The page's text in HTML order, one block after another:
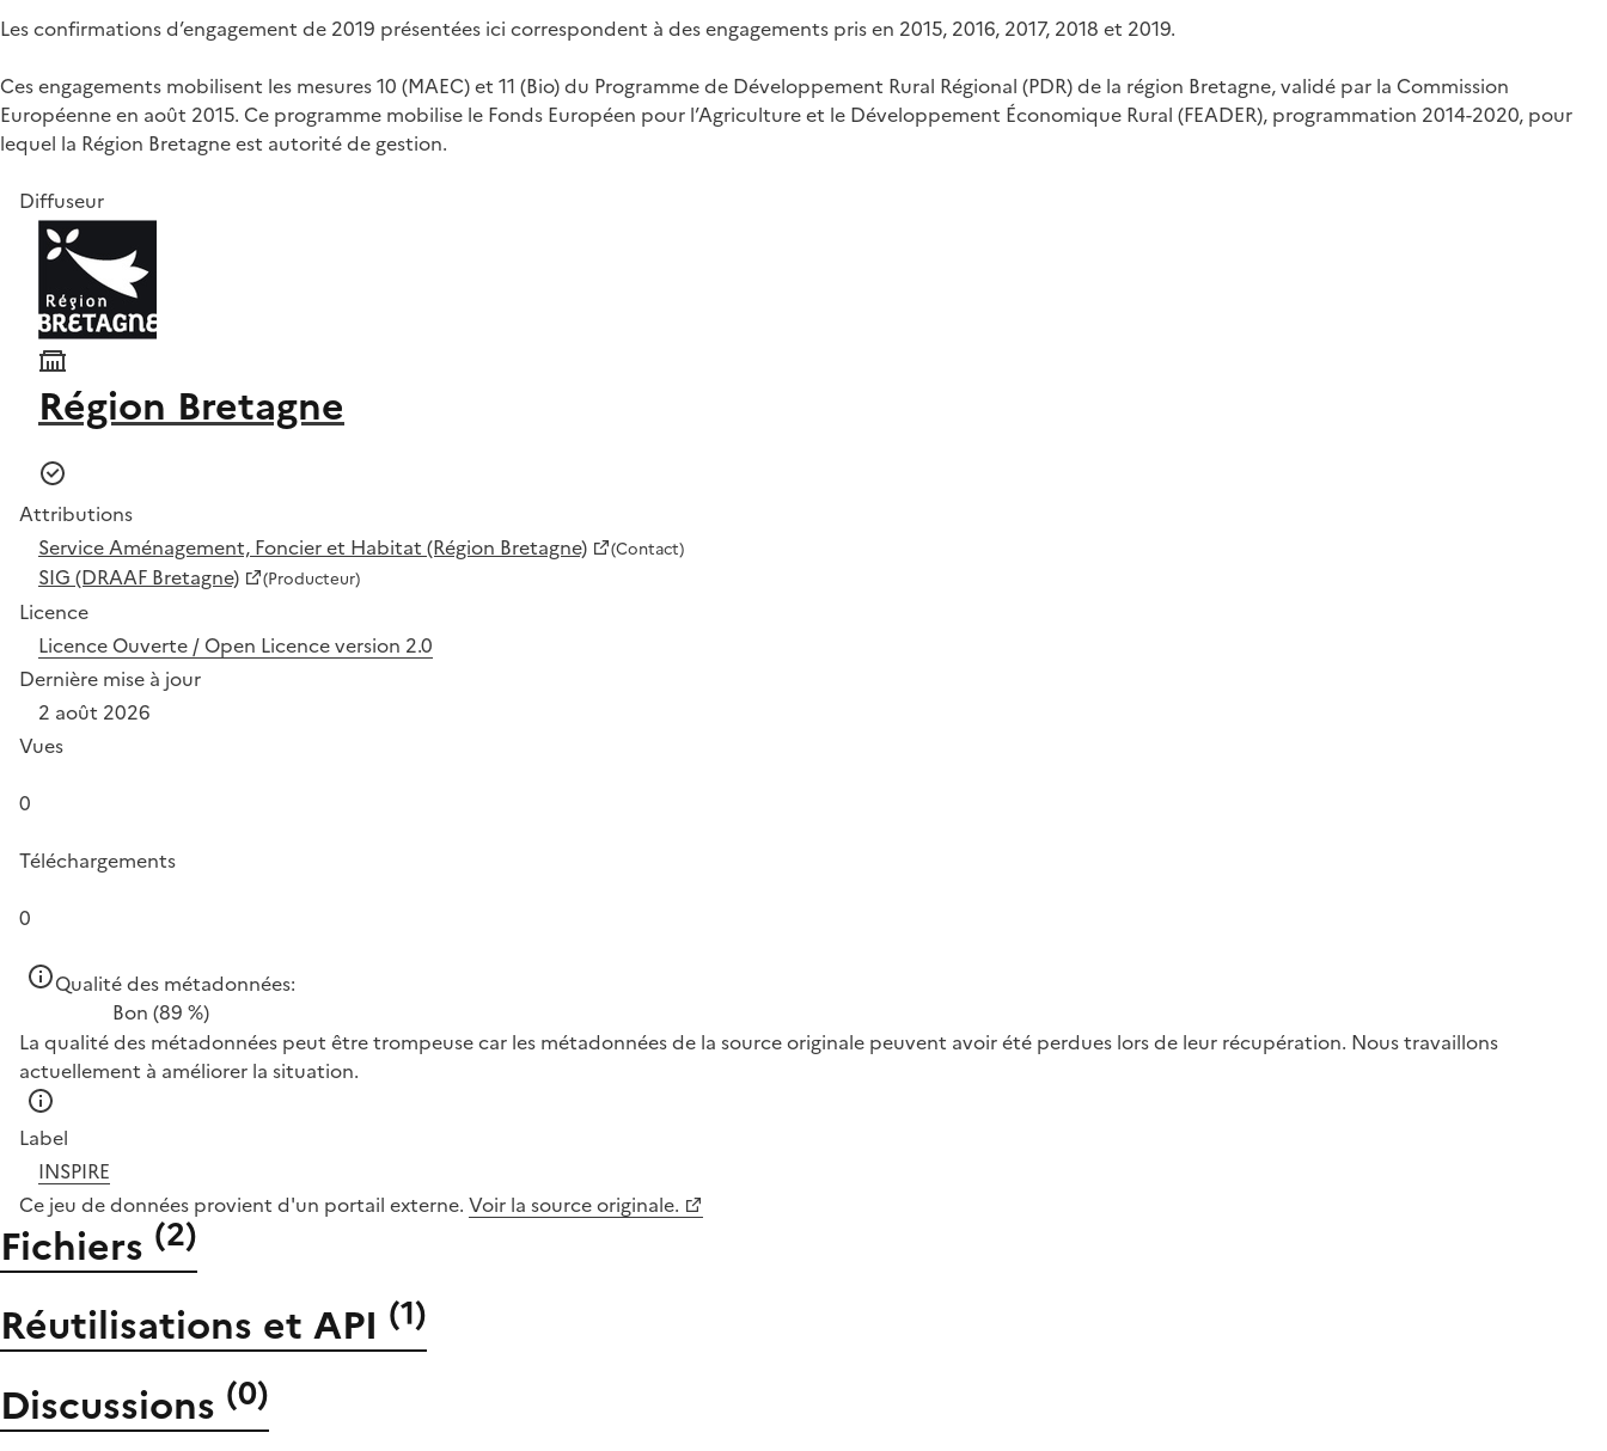
Les confirmations d’engagement de 2019 présentées ici correspondent à des engagements pris en 2015, 2016, 2017, 2018 et 2019.
Ces engagements mobilisent les mesures 10 (MAEC) et 11 (Bio) du Programme de Développement Rural Régional (PDR) de la région Bretagne, validé par la Commission
Européenne en août 2015. Ce programme mobilise le Fonds Européen pour l’Agriculture et le Développement Économique Rural (FEADER), programmation 2014-2020, pour
lequel la Région Bretagne est autorité de gestion.
Diffuseur
Région Bretagne
Attributions
Service Aménagement, Foncier et Habitat (Région Bretagne)
(Contact)
SIG (DRAAF Bretagne) (Producteur)
Licence
Licence Ouverte / Open Licence version 2.0
Dernière mise à jour
2 août 2026
Vues
0
Téléchargements
0
Qualité des métadonnées:
Bon (89 %)
La qualité des métadonnées peut être trompeuse car les métadonnées de la source originale peuvent avoir été perdues lors de leur récupération. Nous travaillons
actuellement à améliorer la situation.
Label
INSPIRE
Ce jeu de données provient d'un portail externe. Voir la source originale.
Fichiers (2)
Réutilisations et API (1)
Discussions (0)